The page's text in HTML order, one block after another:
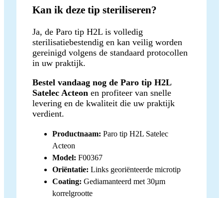
Kan ik deze tip steriliseren?
Ja, de Paro tip H2L is volledig
sterilisatiebestendig en kan veilig worden
gereinigd volgens de standaard protocollen
in uw praktijk.
Bestel vandaag nog de Paro tip H2L
Satelec Acteon en profiteer van snelle
levering en de kwaliteit die uw praktijk
verdient.
Productnaam: Paro tip H2L Satelec
Acteon
Model: F00367
Oriëntatie: Links georiënteerde microtip
Coating: Gediamanteerd met 30µm
korrelgrootte